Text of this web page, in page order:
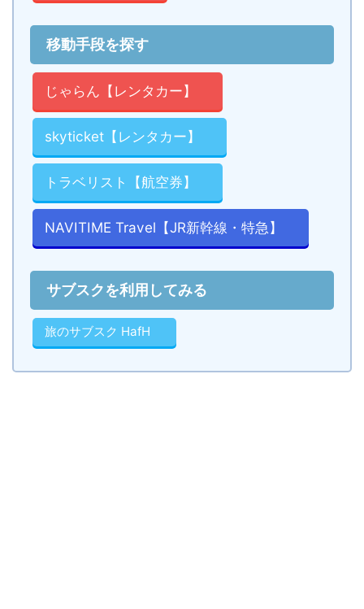
移動手段を探す
じゃらん【レンタカー】
skyticket【レンタカー】
トラベリスト【航空券】
NAVITIME Travel【JR新幹線・特急】
サブスクを利用してみる
旅のサブスク HafH